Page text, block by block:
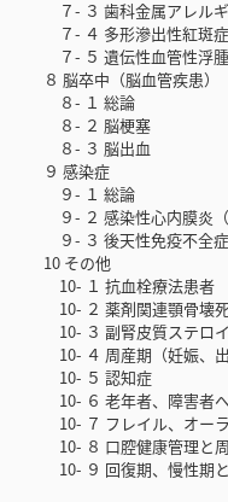
７- ３ 歯科金属アレル
７- ４ 多形滲出性紅斑
７- ５ 遺伝性血管性浮腫
８ 脳卒中（脳血管疾患）
８- １ 総論
８- ２ 脳梗塞
８- ３ 脳出血
９ 感染症
９- １ 総論
９- ２ 感染性心内膜炎（
９- ３ 後天性免疫不全症
10 その他
10- １ 抗血栓療法患者
10- ２ 薬剤関連顎骨壊死
10- ３ 副腎皮質ステロ
10- ４ 周産期（妊娠、出
10- ５ 認知症
10- ６ 老年者、障害者へ
10- ７ フレイル、オーラ
10- ８ 口腔健康管理と周
10- ９ 回復期、慢性期と